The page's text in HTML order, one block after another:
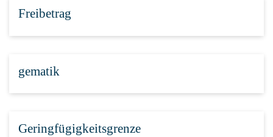
Freibetrag
gematik
Geringfügigkeitsgrenze